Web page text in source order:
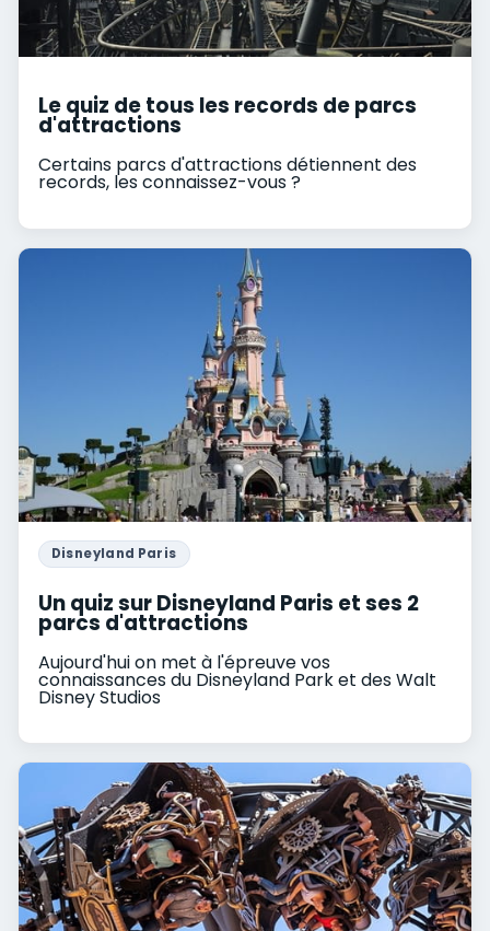
Le quiz de tous les records de parcs
d'attractions
Certains parcs d'attractions détiennent des
records, les connaissez-vous ?
Disneyland Paris
Un quiz sur Disneyland Paris et ses 2
parcs d'attractions
Aujourd'hui on met à l'épreuve vos
connaissances du Disneyland Park et des Walt
Disney Studios